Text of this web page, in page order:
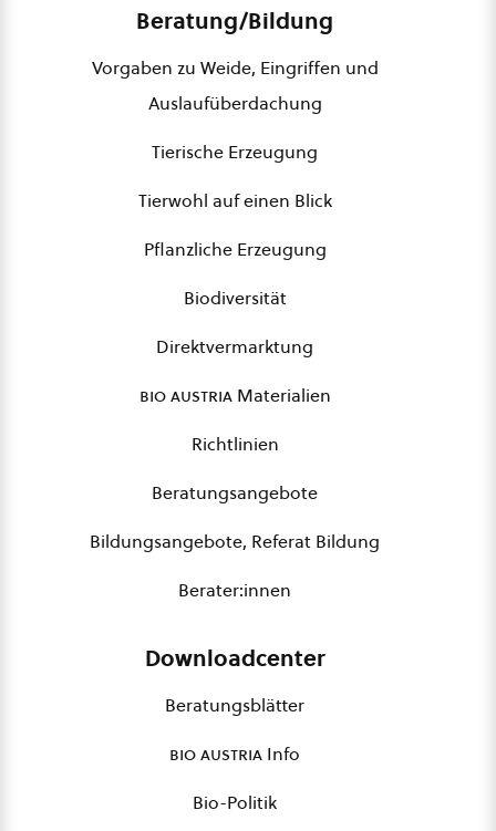
Beratung/Bildung
Vorgaben zu Weide, Eingriffen und
Auslaufüberdachung
Tierische Erzeugung
Tierwohl auf einen Blick
Pflanzliche Erzeugung
Biodiversität
Direktvermarktung
bio austriaMaterialien
Richtlinien
Beratungsangebote
Bildungsangebote, Referat Bildung
Berater:innen
Downloadcenter
Beratungsblätter
bio austria Info
Bio-Politik